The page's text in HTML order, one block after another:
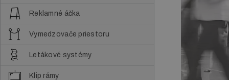
Reklamné áčka
Vymedzovače priestoru
Letákové systémy
Klip rámy